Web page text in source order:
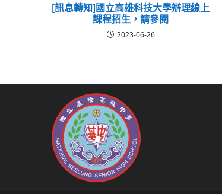
[訊息轉知]國立高雄科技大學辦理線上
課程招生，請參閱
2023-06-26